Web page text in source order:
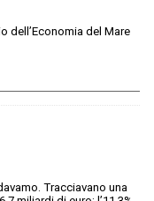
dell’Economia del Mare
Tracciavano una